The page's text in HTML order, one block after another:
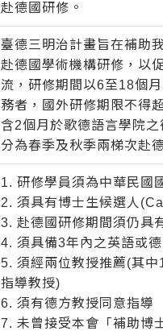
赴德國研修。
臺德三明治計畫旨在補助
赴德國學術機構研修，以
流，研修期間以6至18個
務者，國外研修期限不得
含2個月於歌德語言學院
分為春季及秋季兩梯次赴
1. 研修學員須為中華民國
2. 須具有博士生候選人
3. 赴德國研修期間須仍具
4. 須具備3年內之英語或
5. 須經兩位教授推薦(其中
指導教授)
6. 須有德方教授同意指導
7. 未曾接受本會「補助博